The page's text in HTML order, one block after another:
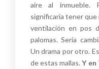
aire al inmueble.
significaría tener que
ventilación en pos
palomas. Sería
Un drama por otro.
de estas mallas.Y en